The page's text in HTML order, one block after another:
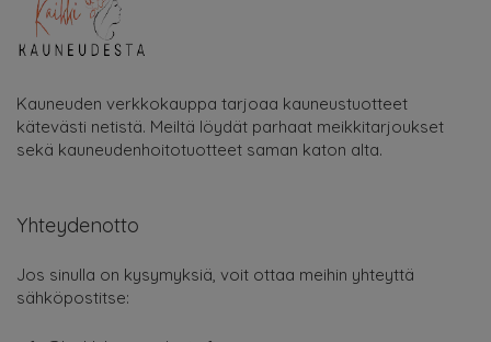
Kauneuden verkkokauppa tarjoaa kauneustuotteet
kätevästi netistä. Meiltä löydät parhaat meikkitarjoukset
sekä kauneudenhoitotuotteet saman katon alta.
Yhteydenotto
Jos sinulla on kysymyksiä, voit ottaa meihin yhteyttä
sähköpostitse: